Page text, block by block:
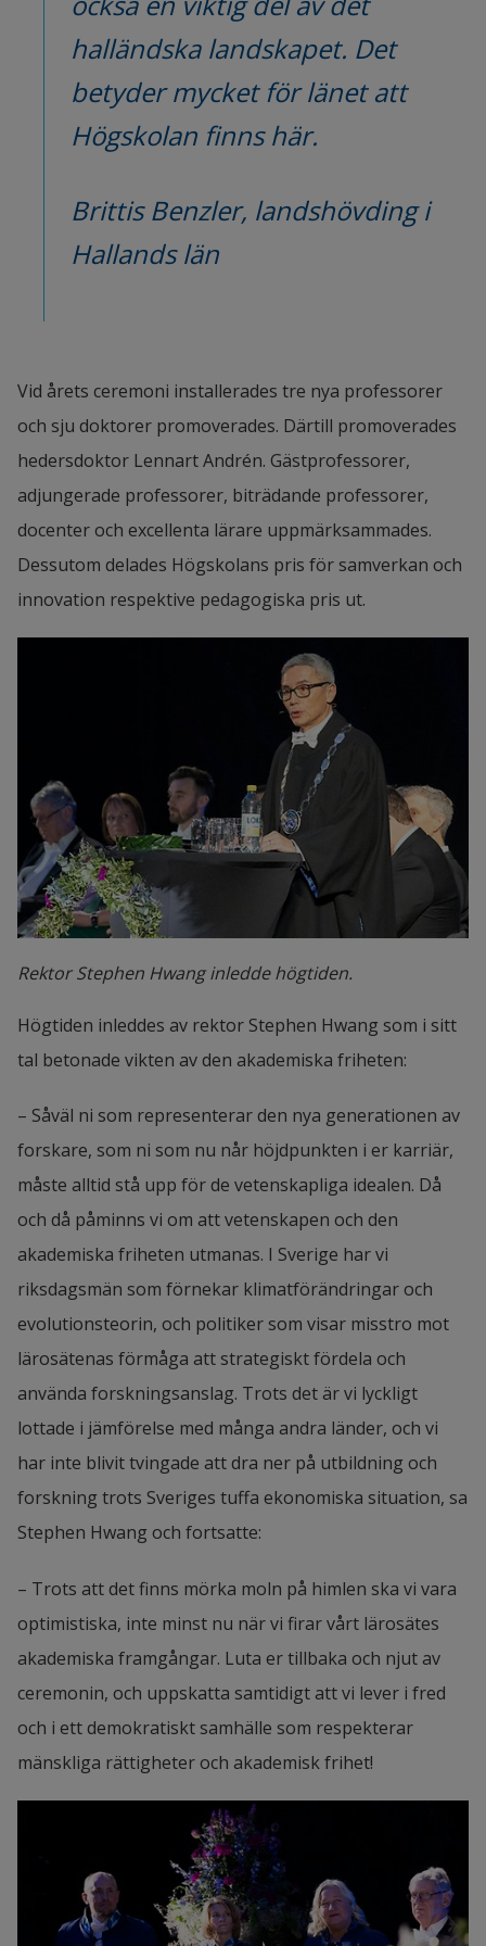
halländska landskapet. Det
betyder mycket för länet att
Högskolan finns här.
Brittis Benzler, landshövding i
Hallands län
Vid årets ceremoni installerades tre nya professorer
och sju doktorer promoverades. Därtill promoverades
hedersdoktor Lennart Andrén. Gästprofessorer,
adjungerade professorer, biträdande professorer,
docenter och excellenta lärare uppmärksammades.
Dessutom delades Högskolans pris för samverkan och
innovation respektive pedagogiska pris ut.
Rektor Stephen Hwang inledde högtiden.
Högtiden inleddes av rektor Stephen Hwang som i sitt
tal betonade vikten av den akademiska friheten:
– Såväl ni som representerar den nya generationen av
forskare, som ni som nu når höjdpunkten i er karriär,
måste alltid stå upp för de vetenskapliga idealen. Då
och då påminns vi om att vetenskapen och den
akademiska friheten utmanas. I Sverige har vi
riksdagsmän som förnekar klimatförändringar och
evolutionsteorin, och politiker som visar misstro mot
lärosätenas förmåga att strategiskt fördela och
använda forskningsanslag. Trots det är vi lyckligt
lottade i jämförelse med många andra länder, och vi
har inte blivit tvingade att dra ner på utbildning och
forskning trots Sveriges tuffa ekonomiska situation, sa
Stephen Hwang och fortsatte:
– Trots att det finns mörka moln på himlen ska vi vara
optimistiska, inte minst nu när vi firar vårt lärosätes
akademiska framgångar. Luta er tillbaka och njut av
ceremonin, och uppskatta samtidigt att vi lever i fred
och i ett demokratiskt samhälle som respekterar
mänskliga rättigheter och akademisk frihet!